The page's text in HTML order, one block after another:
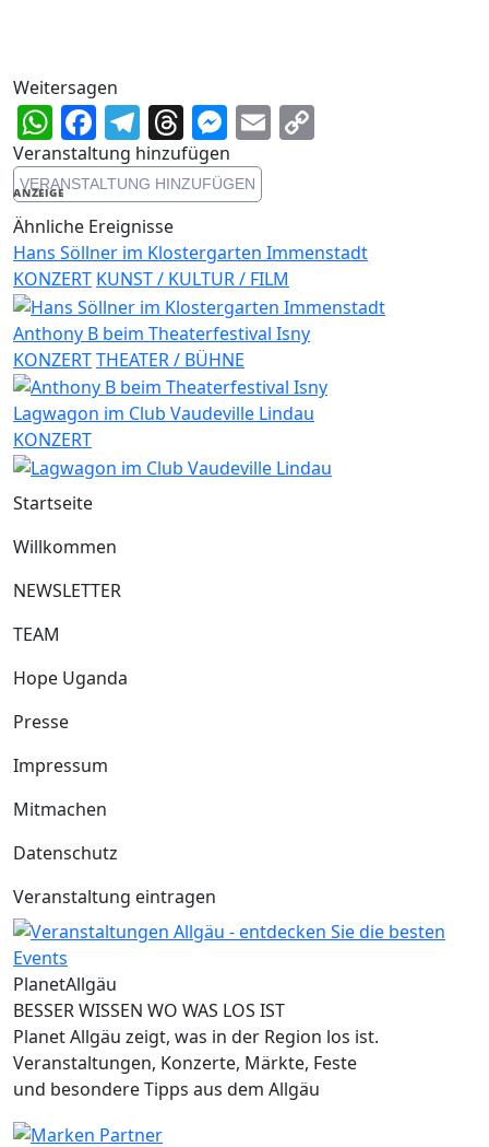
Weitersagen
WhatsApp
Facebook
Telegram
Threads
Messenger
Email
Veranstaltung hinzufügen
VERANSTALTUNG HINZUFÜGEN
ANZEIGE
Ähnliche Ereignisse
Hans Söllner im Klostergarten Immenstadt
KONZERT KUNST / KULTUR / FILM
Anthony B beim Theaterfestival Isny
KONZERTTHEATER / BÜHNE
Lagwagon im Club Vaudeville Lindau
KONZERT
Startseite
Willkommen
NEWSLETTER
TEAM
Hope Uganda
Presse
Impressum
Mitmachen
Datenschutz
Veranstaltung eintragen
PlanetAllgäu
BESSER WISSEN WO WAS LOS IST
Planet Allgäu zeigt, was in der Region los ist.
Veranstaltungen, Konzerte, Märkte, Feste
und besondere Tipps aus dem Allgäu